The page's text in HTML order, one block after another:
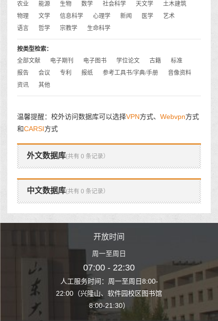
农业
能源 生物 数学 社会科学 天文学
土木建筑
物理
文学 信息科学 心理学 新闻 医学
艺术
语言
哲学 宗教学 生命科学
按类型检索：
全部文献
电子期刊 电子图书 学位论文 古籍
标准
报告
会议 专利 报纸 参考工具书/字典/手册
音像资料
资讯
其他
温馨提醒：校外访问数据库可以选择VPN方式、 Webvpn方式
和CARSI方式
外文数据库(共有 0 条记录）
中文数据库(共有 0 条记录）
至周日8:00-
园校区图书馆
开放时间
周一至周日
07:00 - 22:30
人工服务时间：周一至周日8:00-
22:00（兴隆山、软件园校区图书馆
8:00-21:30）
人工服务时间
22:00（兴隆山